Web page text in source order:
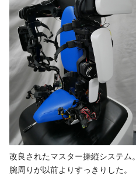
改良されたマスター操縦システム
腕周りが以前よりすっきりした。